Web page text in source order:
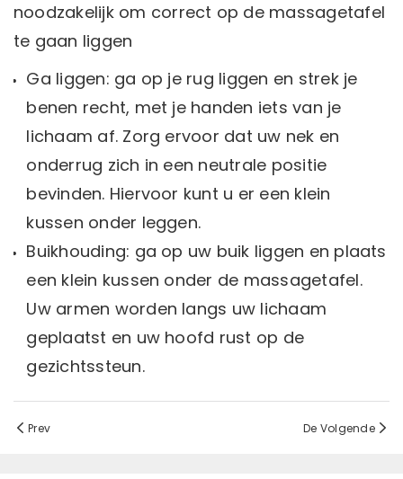
noodzakelijk om correct op de massagetafel
te gaan liggen
Ga liggen: ga op je rug liggen en strek je
benen recht, met je handen iets van je
lichaam af. Zorg ervoor dat uw nek en
onderrug zich in een neutrale positie
bevinden. Hiervoor kunt u er een klein
kussen onder leggen.
Buikhouding: ga op uw buik liggen en plaats
een klein kussen onder de massagetafel.
Uw armen worden langs uw lichaam
geplaatst en uw hoofd rust op de
gezichtssteun.
Prev De Volgende